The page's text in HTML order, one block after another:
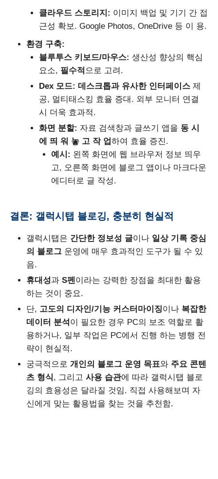
클라우드 스토리지: 이미지 백업 및 기기 간 접
근성 확보. Google Photos, OneDrive 등 이 용.
환경 구축:
블루투스 키보드/마우스: 생산성 향상의 핵심
요소, 필수적 으로 고려.
Dex 모드: 데스크톱과 유사한 인터페이스제
공, 멀티태스킹 효율 증대. 외부 모니터 연결
시 더욱 효과적.
화면 분할: 자료 검색창과 글쓰기 앱을 동 시
에 띄 워 놓 고 작 업하여 효율 증진.
예시: 왼쪽 화면에 웹 브라우저 정보 띄우
고, 오른쪽 화면에 블로그 앱이나 마크다운
에디터로 글 작성.
결론: 갤럭시탭 블로깅, 충분히 현실적
갤럭시탭은 간단한 정보성 글이나 일상 기록 중심
의 블로그 운영에 매우 효과적인 도구가 될 수 있
음.
휴대성과 S펜 이라는 강력한 장점을 최대한 활용
하는 것이 중요.
단, 고도의 디자인/기능 커스터마이징이나 복잡한
데이터 분석 이 필요한 경우 PC의 보조 역할로 활
용하거나, 일부 작업은 PC에서 진행 하는 병행 전
략이 현실적.
궁극적으로 개인의 블로그 운영 목표와 주요 콘텐
츠 형식, 그리고 사용 습관에 따라 갤럭시탭 블로
깅의 효용성은 달라질 것임. 직접 사용해보며 자
신에게 맞는 활용법을 찾는 것을 추천함.